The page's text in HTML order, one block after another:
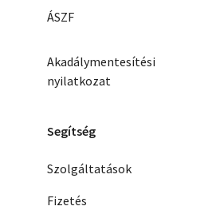
ÁSZF
Akadálymentesítési
nyilatkozat
Segítség
Szolgáltatások
Fizetés